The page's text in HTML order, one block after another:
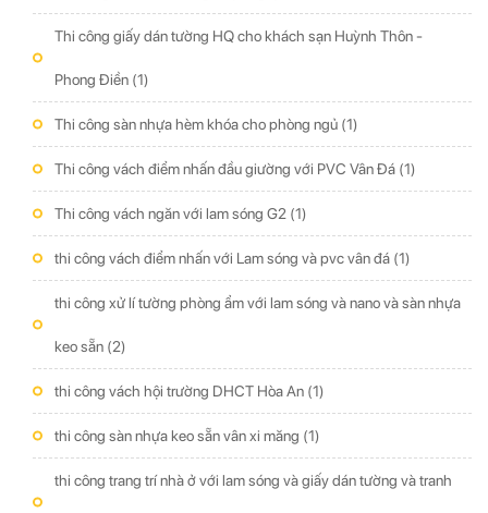
Thi công giấy dán tường HQ cho khách sạn Huỳnh Thôn -
Phong Điền (1)
Thi công sàn nhựa hèm khóa cho phòng ngủ (1)
Thi công vách điểm nhấn đầu giường với PVC Vân Đá (1)
Thi công vách ngăn với lam sóng G2 (1)
thi công vách điểm nhấn với Lam sóng và pvc vân đá (1)
thi công xử lí tường phòng ẩm với lam sóng và nano và sàn nhựa
keo sẵn (2)
thi công vách hội trường DHCT Hòa An (1)
thi công sàn nhựa keo sẵn vân xi măng (1)
thi công trang trí nhà ở với lam sóng và giấy dán tường và tranh